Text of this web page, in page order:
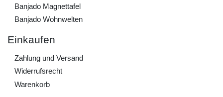
Banjado Magnettafel
Banjado Wohnwelten
Einkaufen
Zahlung und Versand
Widerrufs­recht
Warenkorb